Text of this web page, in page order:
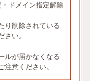
ドメイン指定解除
り削除されている
さい。
ルが届かなくなる
意ください。